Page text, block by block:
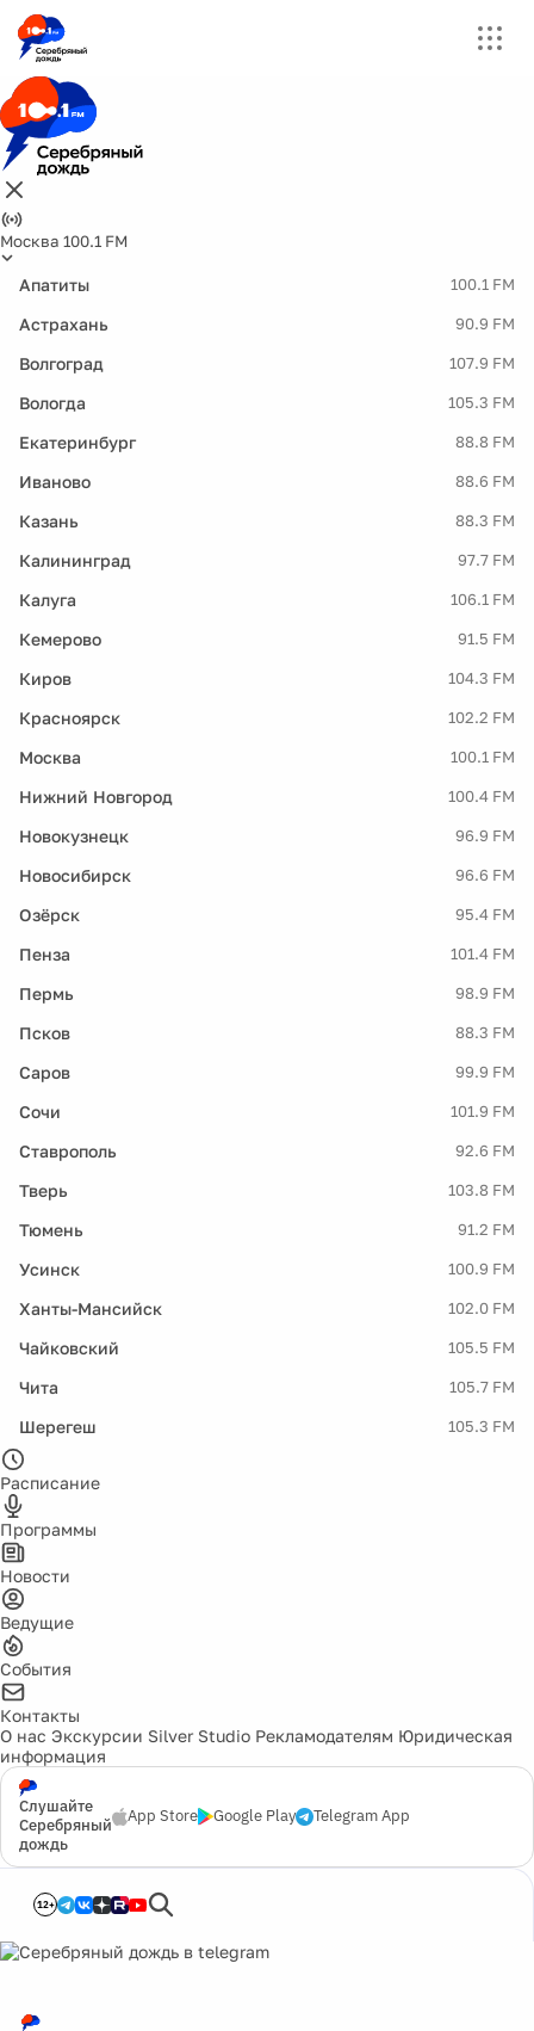
Москва 100.1 FM
Апатиты 100.1 FM
Астрахань 90.9 FM
Волгоград 107.9 FM
Вологда 105.3 FM
Екатеринбург 88.8 FM
Иваново 88.6 FM
Казань 88.3 FM
Калининград 97.7 FM
Калуга 106.1 FM
Кемерово 91.5 FM
Киров 104.3 FM
Красноярск 102.2 FM
Москва 100.1 FM
Нижний Новгород 100.4 FM
Новокузнецк 96.9 FM
Новосибирск 96.6 FM
Озёрск 95.4 FM
Пенза 101.4 FM
Пермь 98.9 FM
Псков 88.3 FM
Саров 99.9 FM
Сочи 101.9 FM
Ставрополь 92.6 FM
Тверь 103.8 FM
Тюмень 91.2 FM
Усинск 100.9 FM
Ханты-Мансийск 102.0 FM
Чайковский 105.5 FM
Чита 105.7 FM
Шерегеш 105.3 FM
Расписание
Программы
Новости
Ведущие
События
Контакты
О нас Экскурсии Silver Studio Рекламодателям Юридическая
информация
Слушайте
Серебряный
дождь
App Store Google Play Telegram App
12+